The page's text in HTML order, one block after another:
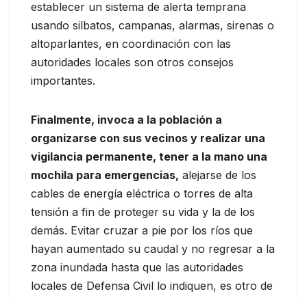
establecer un sistema de alerta temprana
usando silbatos, campanas, alarmas, sirenas o
altoparlantes, en coordinación con las
autoridades locales son otros consejos
importantes.
Finalmente, invoca a la población a
organizarse con sus vecinos y realizar una
vigilancia permanente, tener a la mano una
mochila para emergencias, alejarse de los
cables de energía eléctrica o torres de alta
tensión a fin de proteger su vida y la de los
demás. Evitar cruzar a pie por los ríos que
hayan aumentado su caudal y no regresar a la
zona inundada hasta que las autoridades
locales de Defensa Civil lo indiquen, es otro de